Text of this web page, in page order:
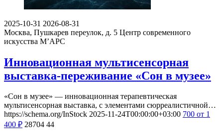
2025-10-31 2026-08-31
Москва, Пушкарев переулок, д. 5 Центр современного
искусства М’АРС
Инновационная мультисенсорная
выставка-переживание «Сон в музее»
«Сон в музее» — инновационная терапевтическая
мультисенсорная выставка, с элементами сюрреалистичной…
https://schema.org/InStock 2025-11-24T00:00:00+03:00 700 от 1
400 ₽ 28704 44